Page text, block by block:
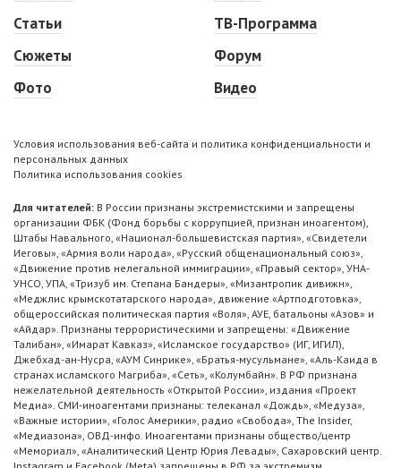
Статьи
Сюжеты
Фото
ТВ-Программа
Форум
Видео
Условия использования веб-сайта и политика конфиденциальности и
персональных данных
Политика использования cookies
Для читателей: В России признаны экстремистскими и запрещены
организации ФБК (Фонд борьбы с коррупцией, признан иноагентом),
Штабы Навального, «Национал-большевистская партия», «Свидетели
Иеговы», «Армия воли народа», «Русский общенациональный союз»,
«Движение против нелегальной иммиграции», «Правый сектор», УНА-
УНСО, УПА, «Тризуб им. Степана Бандеры», «Мизантропик дивижн»,
«Меджлис крымскотатарского народа», движение «Артподготовка»,
общероссийская политическая партия «Воля», АУЕ, батальоны «Азов» и
«Айдар». Признаны террористическими и запрещены: «Движение
Талибан», «Имарат Кавказ», «Исламское государство» (ИГ, ИГИЛ),
Джебхад-ан-Нусра, «АУМ Синрике», «Братья-мусульмане», «Аль-Каида в
странах исламского Магриба», «Сеть», «Колумбайн». В РФ признана
нежелательной деятельность «Открытой России», издания «Проект
Медиа». СМИ-иноагентами признаны: телеканал «Дождь», «Медуза»,
«Важные истории», «Голос Америки», радио «Свобода», The Insider,
«Медиазона», ОВД-инфо. Иноагентами признаны общество/центр
«Мемориал», «Аналитический Центр Юрия Левады», Сахаровский центр.
Instagram и Facebook (Metа) запрещены в РФ за экстремизм.